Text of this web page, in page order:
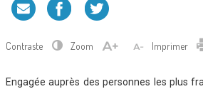
Contraste Zoom Imprimer
Engagée auprès des personnes les plus